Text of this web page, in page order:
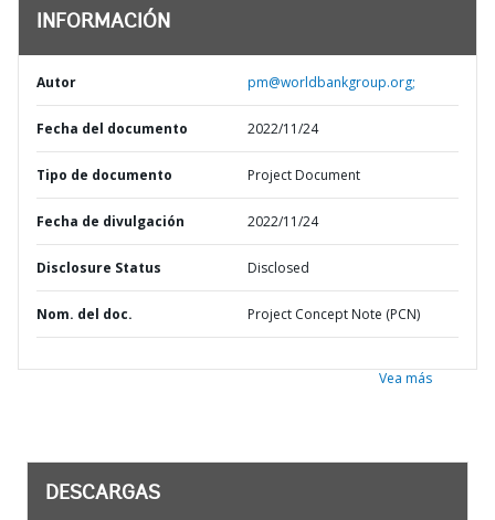
INFORMACIÓN
Autor pm@worldbankgroup.org;
Fecha del documento 2022/11/24
Tipo de documento Project Document
Fecha de divulgación 2022/11/24
Disclosure Status Disclosed
Nom. del doc. Project Concept Note (PCN)
Vea más
DESCARGAS